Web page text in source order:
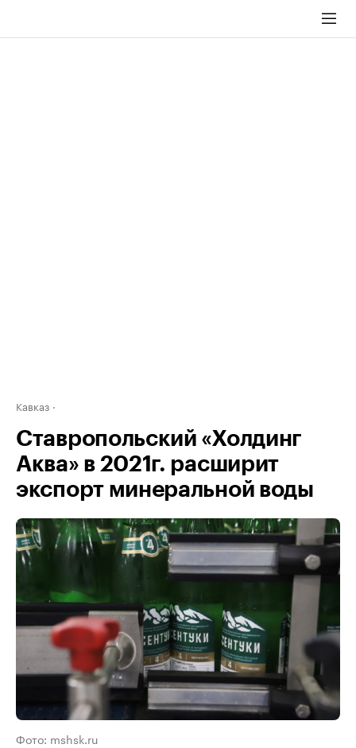
Кавказ
Ставропольский «Холдинг
Аква» в 2021г. расширит
экспорт минеральной воды
Фото: mshsk.ru